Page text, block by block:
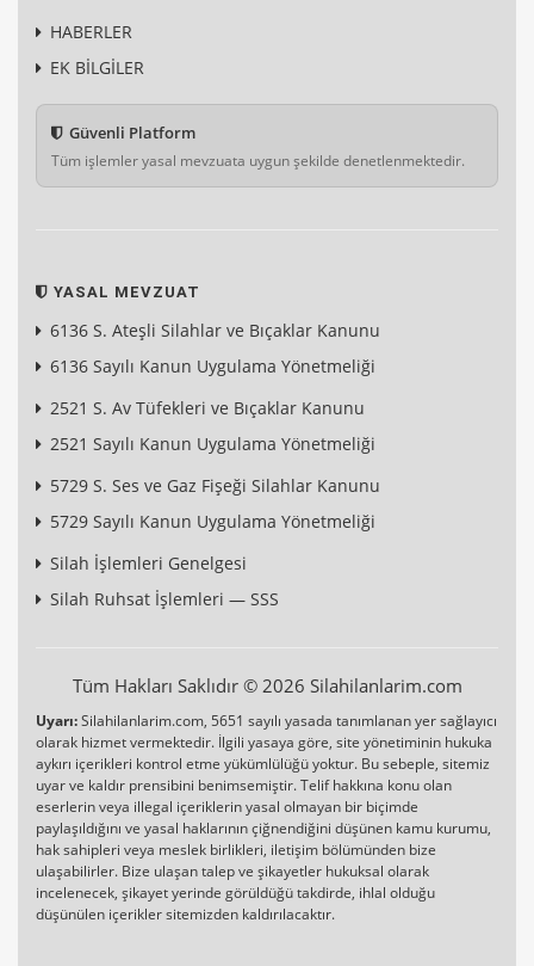
HABERLER
EK BİLGİLER
Güvenli Platform
Tüm işlemler yasal mevzuata uygun şekilde denetlenmektedir.
YASAL MEVZUAT
6136 S. Ateşli Silahlar ve Bıçaklar Kanunu
6136 Sayılı Kanun Uygulama Yönetmeliği
2521 S. Av Tüfekleri ve Bıçaklar Kanunu
2521 Sayılı Kanun Uygulama Yönetmeliği
5729 S. Ses ve Gaz Fişeği Silahlar Kanunu
5729 Sayılı Kanun Uygulama Yönetmeliği
Silah İşlemleri Genelgesi
Silah Ruhsat İşlemleri — SSS
Tüm Hakları Saklıdır © 2026 Silahilanlarim.com
Uyarı:Silahilanlarim.com, 5651 sayılı yasada tanımlanan yer sağlayıcı
olarak hizmet vermektedir. İlgili yasaya göre, site yönetiminin hukuka
aykırı içerikleri kontrol etme yükümlülüğü yoktur. Bu sebeple, sitemiz
uyar ve kaldır prensibini benimsemiştir. Telif hakkına konu olan
eserlerin veya illegal içeriklerin yasal olmayan bir biçimde
paylaşıldığını ve yasal haklarının çiğnendiğini düşünen kamu kurumu,
hak sahipleri veya meslek birlikleri, iletişim bölümünden bize
ulaşabilirler. Bize ulaşan talep ve şikayetler hukuksal olarak
incelenecek, şikayet yerinde görüldüğü takdirde, ihlal olduğu
düşünülen içerikler sitemizden kaldırılacaktır.